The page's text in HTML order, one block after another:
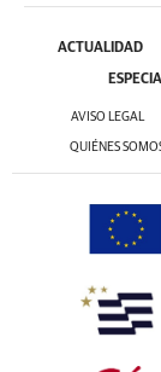
ACTUALIDAD
AVISO LEGAL
QUIÉNES